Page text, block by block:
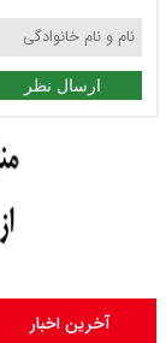
ارسال نظر
آخرین اخبار